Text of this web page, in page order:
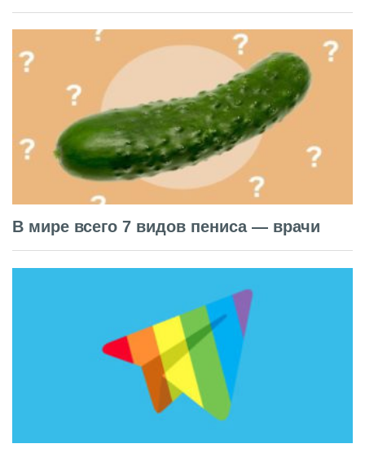
В мире всего 7 видов пениса — врачи